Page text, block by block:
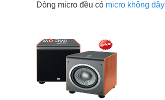
Dòng micro đều có micro không dây